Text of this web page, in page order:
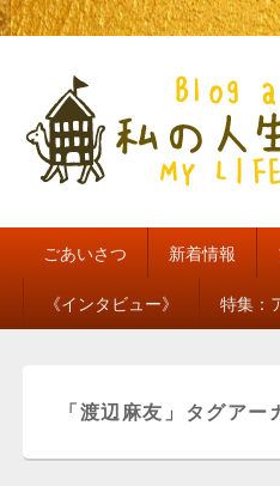
私の人生、
ごあいさつ 新着情報
《インタビュー》 特集：
「渡辺麻友 」タグアー